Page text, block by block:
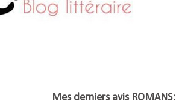
Mes derniers avis ROMANS: